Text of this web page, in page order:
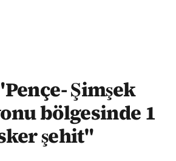
Şimşek
bölgesinde 1
şehit"